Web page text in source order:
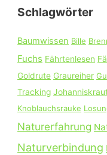
n
a
c
h
:
Schlagwörter
Baumwissen Bille
Fuchs Fährtenlesen
Goldrute Graureiher
Tracking
Knoblauchsrauke
Naturerfahrung
Naturverbindung